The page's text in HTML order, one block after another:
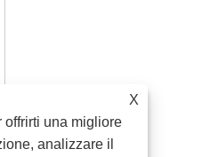
X
offrirti una migliore
analizzare il